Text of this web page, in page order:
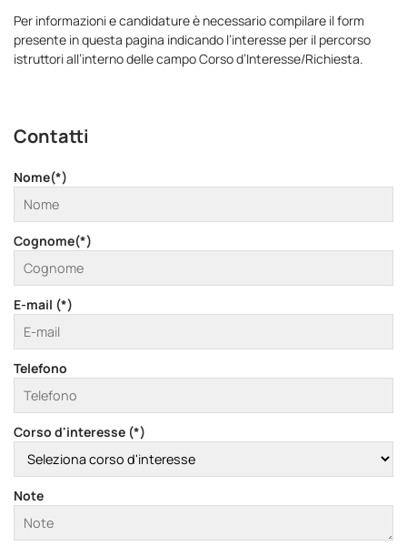
Per informazioni e candidature è necessario compilare il form
presente in questa pagina indicando l’interesse per il percorso
istruttori all’interno delle campo Corso d’Interesse/Richiesta.
Contatti
Nome(*)
Cognome(*)
E-mail (*)
Telefono
Corso d'interesse (*)
Note